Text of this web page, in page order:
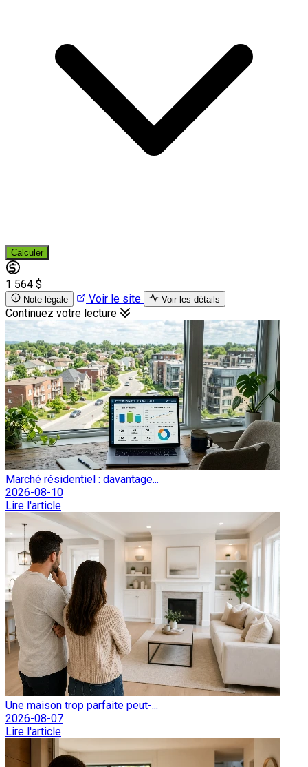
Calculer
1 564 $
Note légale Voir le site Voir les détails
Continuez votre lecture
Marché résidentiel : davantage...
2026-08-10
Lire l'article
Une maison trop parfaite peut-...
2026-08-07
Lire l'article